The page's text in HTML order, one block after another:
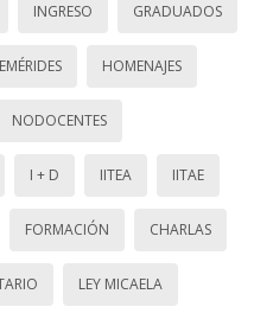
INGRESO GRADUADOS
HOMENAJES
NODOCENTES
I + D IITEA IITAE
FORMACIÓN CHARLAS
LEY MICAELA